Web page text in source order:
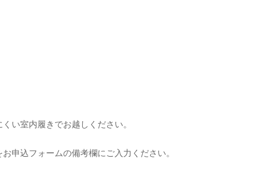
い室内履きでお越しください。
申込フォームの備考欄にご入力ください。